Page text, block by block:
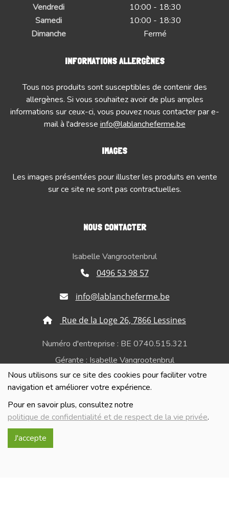
Nous utilisons sur ce site des cookies pour faciliter votre
navigation et améliorer votre expérience.
Pour en savoir plus, consultez notre
politique de confidentialité et de respect de la vie privée.
J'accepte
Vendredi
10:00 - 18:30
Samedi
10:00 - 18:30
Dimanche
Fermé
INFORMATIONS ALLERGÈNES
Tous nos produits sont susceptibles de contenir des
allergènes. Si vous souhaitez avoir de plus amples
informations sur ceux-ci, vous pouvez nous contacter par e-
mail à l'adresse info@lablancheferme.be
IMAGES
Les images présentées pour illuster les produits en vente
sur ce site ne sont pas contractuelles.
NOUS CONTACTER
Isabelle Vangrootenbrul
0496 53 98 57
info@lablancheferme.be
Rue de la Loge 26, 7866 Lessines
Numéro d'entreprise : BE 0740.515.321
Gérante : Isabelle Vangrootenbrul
Politique de confidentialité et de respect de la vie
privée